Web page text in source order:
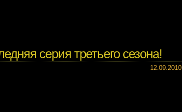
серия третьего сезона!
12.09.2010